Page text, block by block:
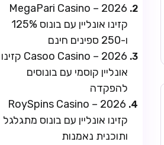
MegaPari Casino – 2026
קזינו אונליין עם בונוס 125%
ו-250 ספינים חינם
Casoo Casino – 2026 קזינו
אונליין קוסמי עם בונוסים
להפקדה
RoySpins Casino – 2026
קזינו אונליין עם בונוס מתגלגל
ותוכנית נאמנות